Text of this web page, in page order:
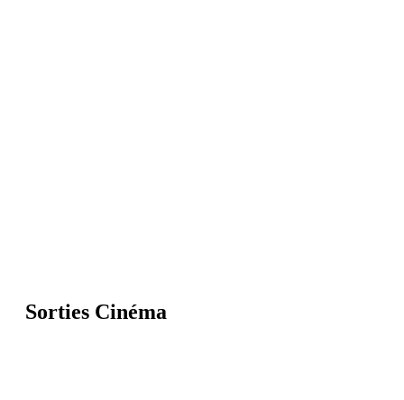
Sorties Cinéma